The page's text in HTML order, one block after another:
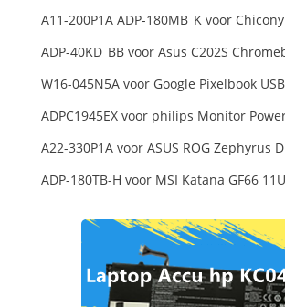
ADP-40KD_BB voor Asus C202S
W16-045N5A voor Google Pixelbook
ADPC1945EX voor philips Monitor
ADP-180TB-H voor MSI Katana GF66